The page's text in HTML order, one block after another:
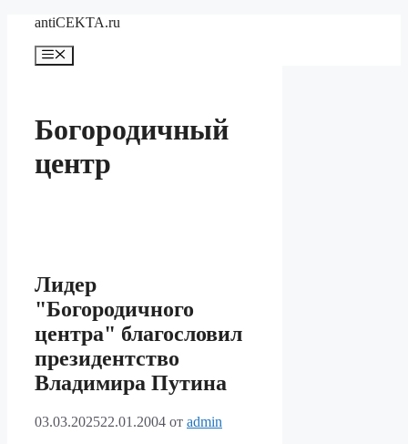
Перейти
содержимому
antiCEKTA.ru
Меню
Богородичный
центр
Лидер
"Богородичного
центра" благословил
президентство
Владимира Путина
03.03.202522.01.2004 от admin